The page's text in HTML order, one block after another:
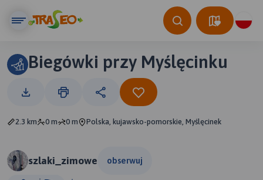
Biegówki przy Myślęcinku
2.3 km 0 m 0 m Polska, kujawsko-pomorskie, Myślęcinek
szlaki_zimowe obserwuj